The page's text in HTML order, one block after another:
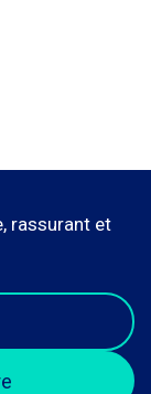
rassurant et